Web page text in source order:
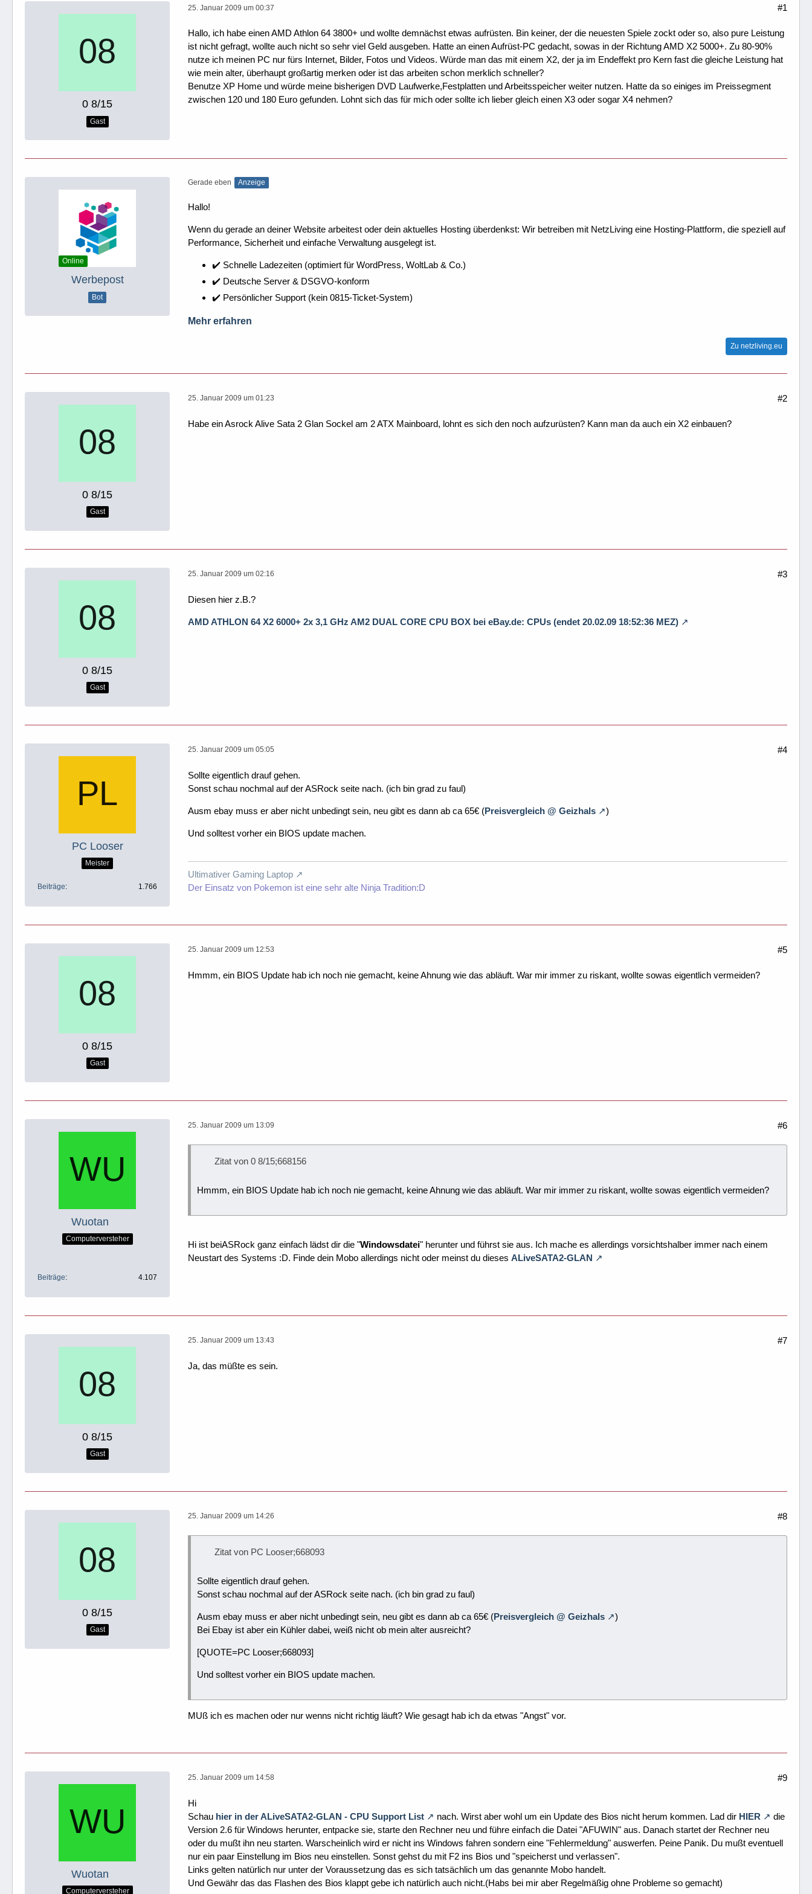
0 8/15
Gast
25. Januar 2009 um 00:37 #1
Hallo, ich habe einen AMD Athlon 64 3800+ und wollte demnächst etwas aufrüsten. Bin keiner, der die neuesten Spiele zockt oder so, also pure Leistung
ist nicht gefragt, wollte auch nicht so sehr viel Geld ausgeben. Hatte an einen Aufrüst-PC gedacht, sowas in der Richtung AMD X2 5000+. Zu 80-90%
nutze ich meinen PC nur fürs Internet, Bilder, Fotos und Videos. Würde man das mit einem X2, der ja im Endeffekt pro Kern fast die gleiche Leistung hat
wie mein alter, überhaupt großartig merken oder ist das arbeiten schon merklich schneller?
Benutze XP Home und würde meine bisherigen DVD Laufwerke,Festplatten und Arbeitsspeicher weiter nutzen. Hatte da so einiges im Preissegment
zwischen 120 und 180 Euro gefunden. Lohnt sich das für mich oder sollte ich lieber gleich einen X3 oder sogar X4 nehmen?
Online
Werbepost
Bot
Gerade eben Anzeige
Hallo!
Wenn du gerade an deiner Website arbeitest oder dein aktuelles Hosting überdenkst: Wir betreiben mit NetzLiving eine Hosting-Plattform, die speziell auf
Performance, Sicherheit und einfache Verwaltung ausgelegt ist.
✔️ Schnelle Ladezeiten (optimiert für WordPress, WoltLab & Co.)
✔️ Deutsche Server & DSGVO-konform
✔️ Persönlicher Support (kein 0815-Ticket-System)
Mehr erfahren
Zu netzliving.eu
0 8/15
Gast
25. Januar 2009 um 01:23 #2
Habe ein Asrock Alive Sata 2 Glan Sockel am 2 ATX Mainboard, lohnt es sich den noch aufzurüsten? Kann man da auch ein X2 einbauen?
0 8/15
Gast
25. Januar 2009 um 02:16 #3
Diesen hier z.B.?
AMD ATHLON 64 X2 6000+ 2x 3,1 GHz AM2 DUAL CORE CPU BOX bei eBay.de: CPUs (endet 20.02.09 18:52:36 MEZ)
PC Looser
Meister
Beiträge 1.766
25. Januar 2009 um 05:05 #4
Sollte eigentlich drauf gehen.
Sonst schau nochmal auf der ASRock seite nach. (ich bin grad zu faul)
Ausm ebay muss er aber nicht unbedingt sein, neu gibt es dann ab ca 65€ (Preisvergleich @ Geizhals )
Und solltest vorher ein BIOS update machen.
Ultimativer Gaming Laptop
Der Einsatz von Pokemon ist eine sehr alte Ninja Tradition:D
0 8/15
Gast
25. Januar 2009 um 12:53 #5
Hmmm, ein BIOS Update hab ich noch nie gemacht, keine Ahnung wie das abläuft. War mir immer zu riskant, wollte sowas eigentlich vermeiden?
Wuotan
Computerversteher
Beiträge 4.107
25. Januar 2009 um 13:09 #6
Zitat von 0 8/15;668156
Hmmm, ein BIOS Update hab ich noch nie gemacht, keine Ahnung wie das abläuft. War mir immer zu riskant, wollte sowas eigentlich vermeiden?
Hi ist beiASRock ganz einfach lädst dir die "Windowsdatei" herunter und führst sie aus. Ich mache es allerdings vorsichtshalber immer nach einem
Neustart des Systems :D. Finde dein Mobo allerdings nicht oder meinst du dieses ALiveSATA2-GLAN
0 8/15
Gast
25. Januar 2009 um 13:43 #7
Ja, das müßte es sein.
0 8/15
Gast
25. Januar 2009 um 14:26 #8
Zitat von PC Looser;668093
Sollte eigentlich drauf gehen.
Sonst schau nochmal auf der ASRock seite nach. (ich bin grad zu faul)
Ausm ebay muss er aber nicht unbedingt sein, neu gibt es dann ab ca 65€ (Preisvergleich @ Geizhals
)
Bei Ebay ist aber ein Kühler dabei, weiß nicht ob mein alter ausreicht?
[QUOTE=PC Looser;668093]
Und solltest vorher ein BIOS update machen.
MUß ich es machen oder nur wenns nicht richtig läuft? Wie gesagt hab ich da etwas "Angst" vor.
Wuotan
Computerversteher
25. Januar 2009 um 14:58 #9
Hi
Schau hier in der ALiveSATA2-GLAN - CPU Support List nach. Wirst aber wohl um ein Update des Bios nicht herum kommen. Lad dir HIER
die
Version 2.6 für Windows herunter, entpacke sie, starte den Rechner neu und führe einfach die Datei "AFUWIN" aus. Danach startet der Rechner neu
oder du mußt ihn neu starten. Warscheinlich wird er nicht ins Windows fahren sondern eine "Fehlermeldung" auswerfen. Peine Panik. Du mußt eventuell
nur ein paar Einstellung im Bios neu einstellen. Sonst gehst du mit F2 ins Bios und "speicherst und verlassen".
Links gelten natürlich nur unter der Voraussetzung das es sich tatsächlich um das genannte Mobo handelt.
Und Gewähr das das Flashen des Bios klappt gebe ich natürlich auch nicht.(Habs bei mir aber Regelmäßig ohne Probleme so gemacht)